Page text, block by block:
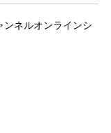
ンネルオンラインシ